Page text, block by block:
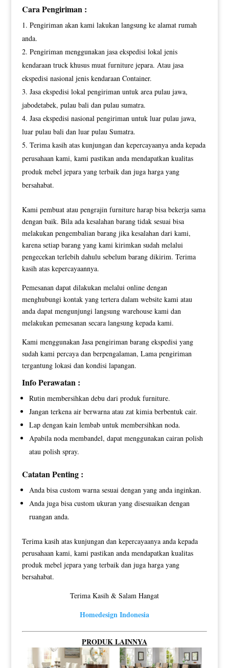
Cara Pengiriman :
Pengiriman akan kami lakukan langsung ke alamat rumah
anda.
Pengiriman menggunakan jasa ekspedisi lokal jenis
kendaraan truck khusus muat furniture jepara. Atau jasa
ekspedisi nasional jenis kendaraan Container.
Jasa ekspedisi lokal pengiriman untuk area pulau jawa,
jabodetabek, pulau bali dan pulau sumatra.
Jasa ekspedisi nasional pengiriman untuk luar pulau jawa,
luar pulau bali dan luar pulau Sumatra.
Terima kasih atas kunjungan dan kepercayaanya anda kepada
perusahaan kami, kami pastikan anda mendapatkan kualitas
produk mebel jepara yang terbaik dan juga harga yang
bersahabat.
Kami pembuat atau pengrajin furniture harap bisa bekerja sama
dengan baik. Bila ada kesalahan barang tidak sesuai bisa
melakukan pengembalian barang jika kesalahan dari kami,
karena setiap barang yang kami kirimkan sudah melalui
pengecekan terlebih dahulu sebelum barang dikirim. Terima
kasih atas kepercayaannya.
Pemesanan dapat dilakukan melalui online dengan
menghubungi kontak yang tertera dalam website kami atau
anda dapat mengunjungi langsung warehouse kami dan
melakukan pemesanan secara langsung kepada kami.
Kami menggunakan Jasa pengiriman barang ekspedisi yang
sudah kami percaya dan berpengalaman, Lama pengiriman
tergantung lokasi dan kondisi lapangan.
Info Perawatan :
Rutin membersihkan debu dari produk furniture.
Jangan terkena air berwarna atau zat kimia berbentuk cair.
Lap dengan kain lembab untuk membersihkan noda.
Apabila noda membandel, dapat menggunakan cairan polish
atau polish spray.
Catatan Penting :
Anda bisa custom warna sesuai dengan yang anda inginkan.
Anda juga bisa custom ukuran yang disesuaikan dengan
ruangan anda.
Terima kasih atas kunjungan dan kepercayaanya anda kepada
perusahaan kami, kami pastikan anda mendapatkan kualitas
produk mebel jepara yang terbaik dan juga harga yang
bersahabat.
Terima Kasih & Salam Hangat
Homedesign Indonesia
PRODUK LAINNYA